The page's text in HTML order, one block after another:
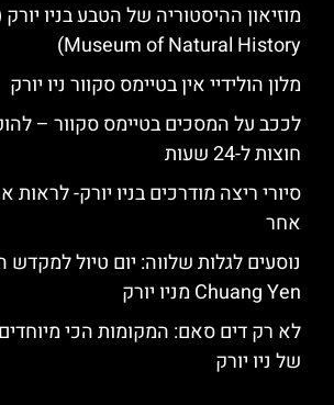
Museum of Natural History)
מלון הולידיי אין בטיימס סקוור ניו יורק
לככב על המסכים בטיימס סקוור –
חוצות ל-24 שעות
סיורי ריצה מודרכים בניו יורק-
אחר
נוסעים לגלות שלווה: יום טיול למקדש
Chuang Yen מניו יורק
לא רק דים סאם: המקומות הכי מיוחדים
של ניו יורק